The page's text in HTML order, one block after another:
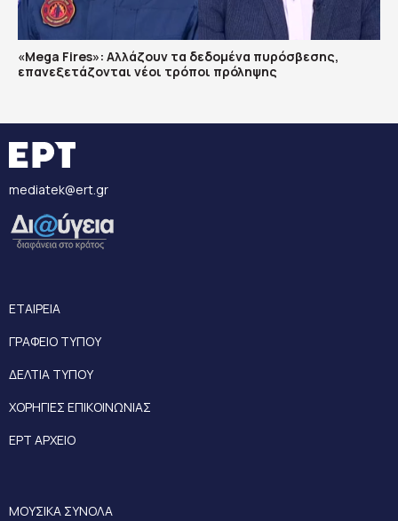
«Mega Fires»: Αλλάζουν τα δεδομένα πυρόσβεσης,
επανεξετάζονται νέοι τρόποι πρόληψης
mediatek@ert.gr
ΕΤΑΙΡΕΙΑ
ΓΡΑΦΕΙΟ ΤΥΠΟΥ
ΔΕΛΤΙΑ ΤΥΠΟΥ
ΧΟΡΗΓΙΕΣ ΕΠΙΚΟΙΝΩΝΙΑΣ
ΕΡΤ ΑΡΧΕΙΟ
ΜΟΥΣΙΚΑ ΣΥΝΟΛΑ